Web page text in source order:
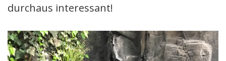
durchaus interessant!